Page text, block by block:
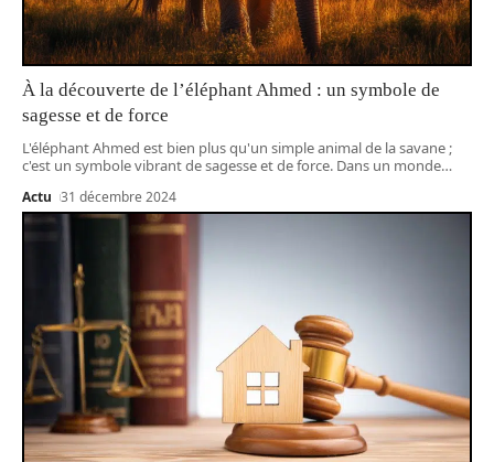
À la découverte de l’éléphant Ahmed : un symbole de
sagesse et de force
L'éléphant Ahmed est bien plus qu'un simple animal de la savane ;
c'est un symbole vibrant de sagesse et de force. Dans un monde…
Actu 31 décembre 2024